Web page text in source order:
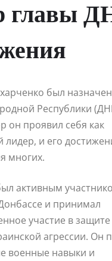
главы
был
Республики
он проявил себя как
и его
многих.
активным
и принимал
участие в
агрессии. Он
военные навыки и